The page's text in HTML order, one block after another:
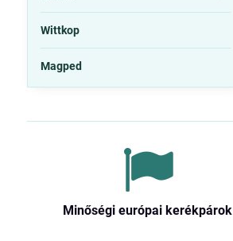
Wittkop
Magped
Minőségi európai kerékpárok